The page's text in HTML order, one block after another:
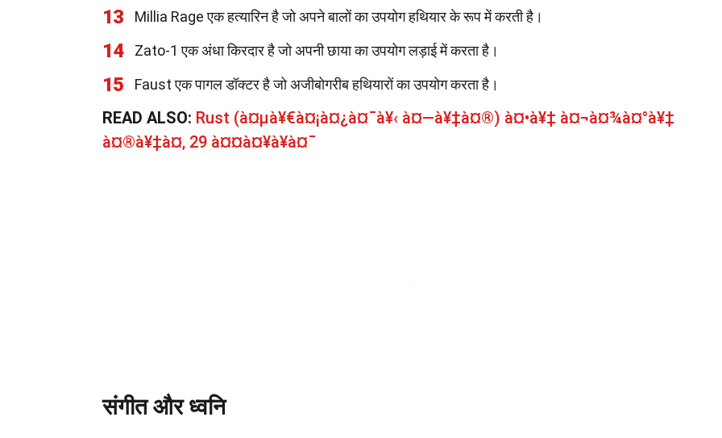
13 Millia Rage एक हत्यारिन है जो अपने बालों का उपयोग हथियार के रूप में करती है।
14 Zato-1 एक अंधा किरदार है जो अपनी छाया का उपयोग लड़ाई में करता है।
15 Faust एक पागल डॉक्टर है जो अजीबोगरीब हथियारों का उपयोग करता है।
READ ALSO: Rust (à¤µà¥€à¤¡à¤¿à¤¯à¥‹ à¤—à¥‡à¤®) à¤•à¥‡ à¤¬à¤¾à¤°à¥‡
à¤®à¥‡à¤‚ 29 à¤¤à¤¥à¥à¤¯
संगीत और ध्वनि